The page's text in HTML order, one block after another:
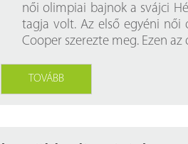
női olimpiai bajnok a svájci
tagja volt. Az első egyéni
Cooper szerezte meg. Ezen
TOVÁBB